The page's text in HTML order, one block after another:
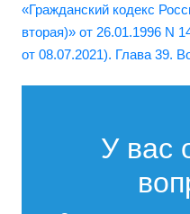
«Гражданский кодекс
вторая)» от 26.01.1996 N
от 08.07.2021). Глава 39.
У вас